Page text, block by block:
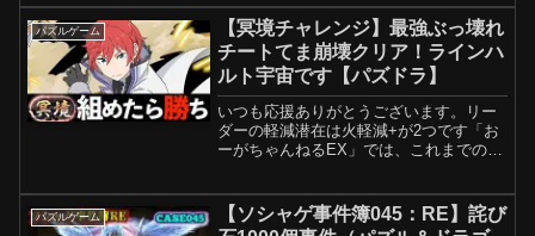
パズルゲーム
【冥境チャレンジ】最強ぶっ壊れ
チートてま崩壊クリア！ラインハ
ルト宇宙です【パズドラ】
いつも応援ありがとうございます。リー
ダーの軽減潜在は火軽減+が2つです「お
ーがちゃんねるEX」では、これまでの経
分かりやすく・安心して使える内容でお
届けします。チャンネ...
パズルゲーム
【ソシャゲ事件簿045：RE】詫び